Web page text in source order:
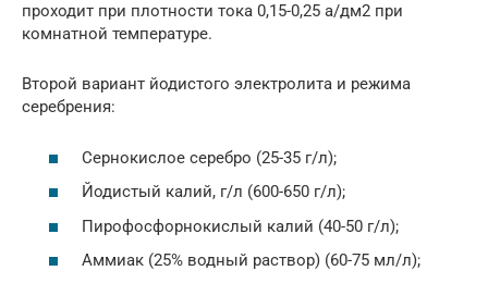
проходит при плотности тока 0,15-0,25 а/дм2 при
комнатной температуре.
Второй вариант йодистого электролита и режима
серебрения:
Сернокислое серебро (25-35 г/л);
Йодистый калий, г/л (600-650 г/л);
Пирофосфорнокислый калий (40-50 г/л);
Аммиак (25% водный раствор) (60-75 мл/л);